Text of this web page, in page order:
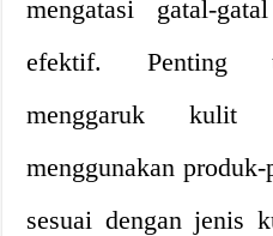
mengatasi gatal-
efektif. Penting
menggaruk
menggunakan
sesuai dengan jenis